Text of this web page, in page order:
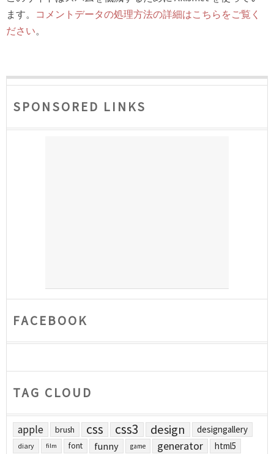
ます。 コメントデータの処理方法の詳細はこちらをご覧く
ださい。
SPONSORED LINKS
FACEBOOK
TAG CLOUD
apple brush css css3 design designgallery
diary film font funny game generator html5